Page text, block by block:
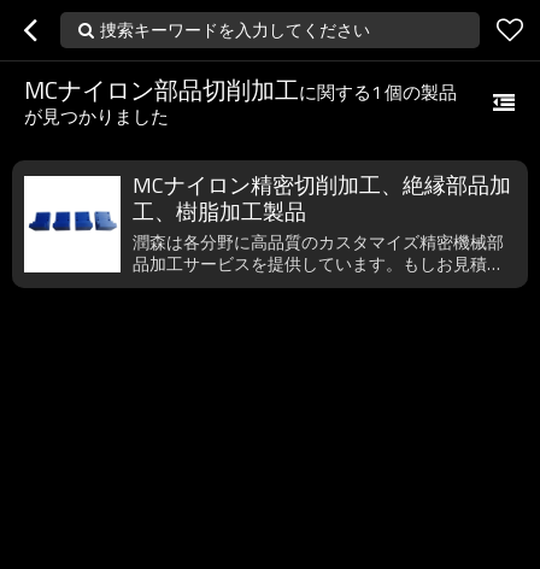
捜索キーワードを入力してください
MCナイロン部品切削加工に関する1 個の製品
が見つかりました
MCナイロン精密切削加工、絶縁部品加
工、樹脂加工製品
潤森は各分野に高品質のカスタマイズ精密機械部
品加工サービスを提供しています。もしお見積依
頼がございましたら、いつでもご遠慮無く、ご連